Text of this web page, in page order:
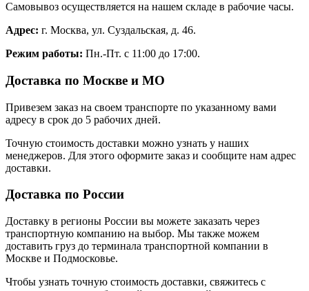
Самовывоз осуществляется на нашем складе в рабочие часы.
Адрес: г. Москва, ул. Суздальская, д. 46.
Режим работы: Пн.-Пт. с 11:00 до 17:00.
Доставка по Москве и МО
Привезем заказ на своем транспорте по указанному вами
адресу в срок до 5 рабочих дней.
Точную стоимость доставки можно узнать у наших
менеджеров. Для этого оформите заказ и сообщите нам адрес
доставки.
Доставка по России
Доставку в регионы России вы можете заказать через
транспортную компанию на выбор. Мы также можем
доставить груз до терминала транспортной компании в
Москве и Подмосковье.
Чтобы узнать точную стоимость доставки, свяжитесь с